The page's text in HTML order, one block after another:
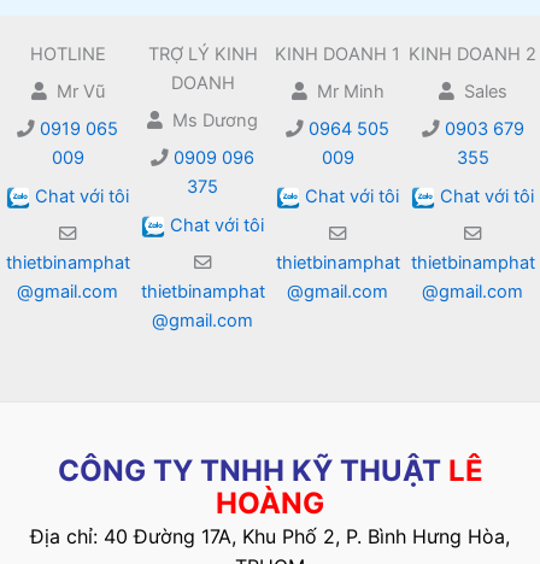
HOTLINE
Mr Vũ
0919 065
009
Chat với tôi
thietbinamphat
@gmail.com
TRỢ LÝ KINH
DOANH
Ms Dương
0909 096
375
Chat với tôi
thietbinamphat
@gmail.com
KINH DOANH 1
Mr Minh
0964 505
009
Chat với tôi
thietbinamphat
@gmail.com
KINH DOANH 2
Sales
0903 679
355
Chat với tôi
thietbinamphat
@gmail.com
CÔNG TY TNHH KỸ THUẬT LÊ
HOÀNG
Địa chỉ: 40 Đường 17A, Khu Phố 2, P. Bình Hưng Hòa,